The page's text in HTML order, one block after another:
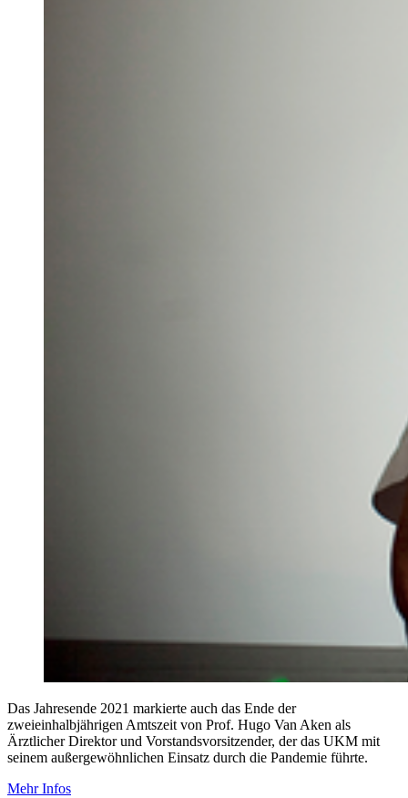
Das Jahresende 2021 markierte auch das Ende der
zweieinhalbjährigen Amtszeit von Prof. Hugo Van Aken als
Ärztlicher Direktor und Vorstandsvorsitzender, der das UKM mit
seinem außergewöhnlichen Einsatz durch die Pandemie führte.
Mehr Infos